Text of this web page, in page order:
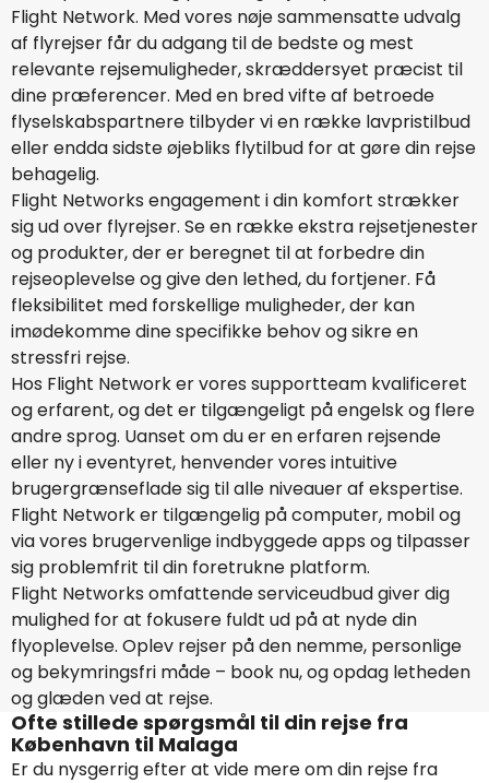
Flight Network. Med vores nøje sammensatte udvalg
af flyrejser får du adgang til de bedste og mest
relevante rejsemuligheder, skræddersyet præcist til
dine præferencer. Med en bred vifte af betroede
flyselskabspartnere tilbyder vi en række lavpristilbud
eller endda sidste øjebliks flytilbud for at gøre din rejse
behagelig.
Flight Networks engagement i din komfort strækker
sig ud over flyrejser. Se en række ekstra rejsetjenester
og produkter, der er beregnet til at forbedre din
rejseoplevelse og give den lethed, du fortjener. Få
fleksibilitet med forskellige muligheder, der kan
imødekomme dine specifikke behov og sikre en
stressfri rejse.
Hos Flight Network er vores supportteam kvalificeret
og erfarent, og det er tilgængeligt på engelsk og flere
andre sprog. Uanset om du er en erfaren rejsende
eller ny i eventyret, henvender vores intuitive
brugergrænseflade sig til alle niveauer af ekspertise.
Flight Network er tilgængelig på computer, mobil og
via vores brugervenlige indbyggede apps og tilpasser
sig problemfrit til din foretrukne platform.
Flight Networks omfattende serviceudbud giver dig
mulighed for at fokusere fuldt ud på at nyde din
flyoplevelse. Oplev rejser på den nemme, personlige
og bekymringsfri måde – book nu, og opdag letheden
og glæden ved at rejse.
Ofte stillede spørgsmål til din rejse fra
København til Malaga
Er du nysgerrig efter at vide mere om din rejse fra